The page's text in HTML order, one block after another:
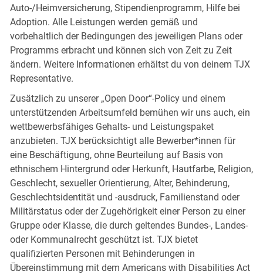
Auto-/Heimversicherung, Stipendienprogramm, Hilfe bei
Adoption. Alle Leistungen werden gemäß und
vorbehaltlich der Bedingungen des jeweiligen Plans oder
Programms erbracht und können sich von Zeit zu Zeit
ändern. Weitere Informationen erhältst du von deinem TJX
Representative.
Zusätzlich zu unserer „Open Door“-Policy und einem
unterstützenden Arbeitsumfeld bemühen wir uns auch, ein
wettbewerbsfähiges Gehalts- und Leistungspaket
anzubieten. TJX berücksichtigt alle Bewerber*innen für
eine Beschäftigung, ohne Beurteilung auf Basis von
ethnischem Hintergrund oder Herkunft, Hautfarbe, Religion,
Geschlecht, sexueller Orientierung, Alter, Behinderung,
Geschlechtsidentität und -ausdruck, Familienstand oder
Militärstatus oder der Zugehörigkeit einer Person zu einer
Gruppe oder Klasse, die durch geltendes Bundes-, Landes-
oder Kommunalrecht geschützt ist. TJX bietet
qualifizierten Personen mit Behinderungen in
Übereinstimmung mit dem Americans with Disabilities Act